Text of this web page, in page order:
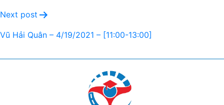
Next post
Vũ Hải Quân – 4/19/2021 – [11:00-13:00]